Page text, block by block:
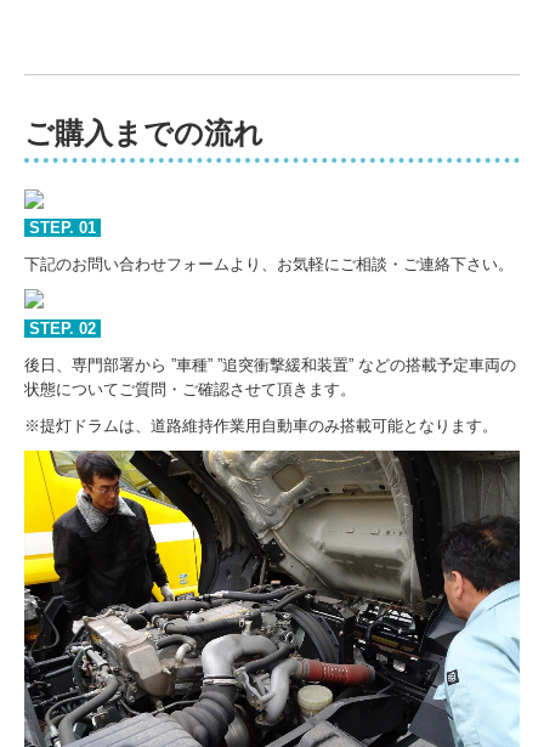
ご購入までの流れ
STEP. 01
下記のお問い合わせフォームより、お気軽にご相談・ご連絡下さい。
STEP. 02
後日、専門部署から ”車種” ”追突衝撃緩和装置” などの搭載予定車両の
状態についてご質問・ご確認させて頂きます。
※提灯ドラムは、道路維持作業用自動車のみ搭載可能となります。